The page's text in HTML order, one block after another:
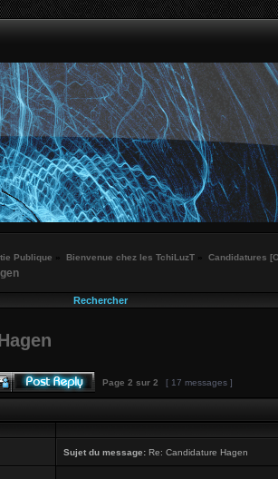
Publique » Bienvenue chez les TchiLuzT » Candidatures
Rechercher
Page 2 sur 2 [ 17 messages ]
Sujet du message: Re: Candidature Hagen